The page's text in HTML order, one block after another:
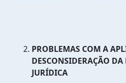
PROBLEMAS COM A
DESCONSIDERAÇÃO
JURÍDICA